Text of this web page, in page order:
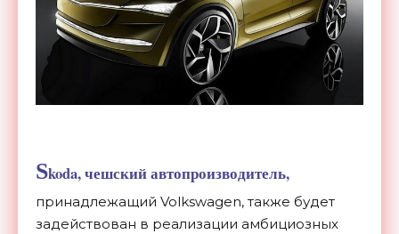
Skoda, чешский автопроизводитель,
принадлежащий Volkswagen, также будет
задействован в реализации амбициозных